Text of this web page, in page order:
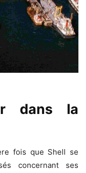
dans la
fois que Shell se
concernant ses